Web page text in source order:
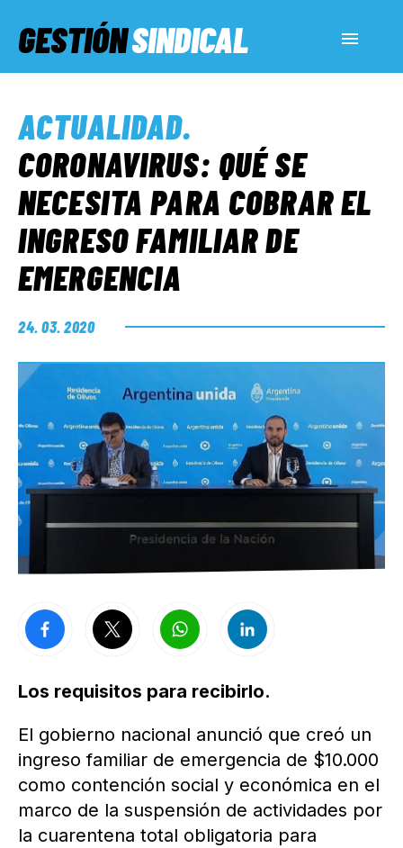
GESTIÓNSINDICAL
SERVICIOS SOCIALES
INFORMES ESPECIALES
FUERA DE MEGÁFONO
EL LADO «G»
ACTUALIDAD.
CORONAVIRUS: QUÉ SE
NECESITA PARA COBRAR EL
INGRESO FAMILIAR DE
EMERGENCIA
24. 03. 2020
Los requisitos para recibirlo.
El gobierno nacional anunció que creó un
ingreso familiar de emergencia de $10.000
como contención social y económica en el
marco de la suspensión de actividades por
la cuarentena total obligatoria para